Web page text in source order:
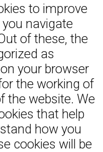
to improve
navigate
of these, the
as
your browser
the working of
the website. We
that help
how you
cookies will be